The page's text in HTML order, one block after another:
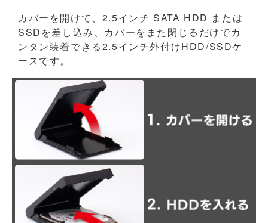
カバーを開けて、2.5インチ SATA HDD または
SSDを差し込み、カバーをまた閉じるだけでカ
ンタン装着できる2.5インチ外付けHDD/SSDケ
ースです。